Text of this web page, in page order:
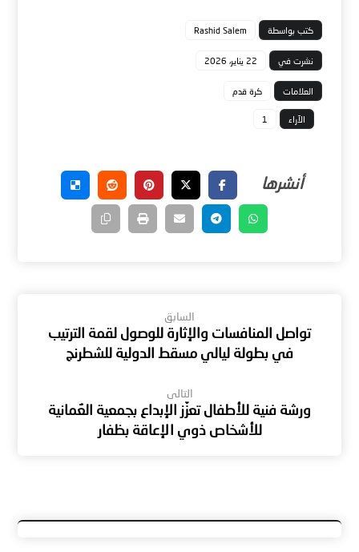
كتب بواسطة Rashid Salem
نشرت في 22 يناير، 2026
العلامات كرة قدم
الآراء 1
السابق
تواصل المنافسات والإثارة للوصول لقمة الترتيب
في بطولة ليالي مسقط الدولية للشطرنج
التالى
ورشة فنية للأطفال تعزّز الإبداع بجمعية العُمانية
للأشخاص ذوي الإعاقة بظفار